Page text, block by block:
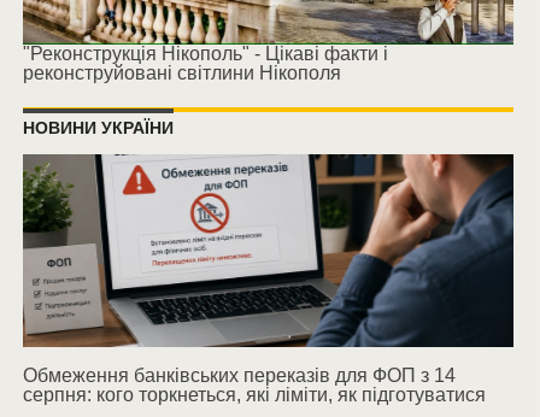
"Реконструкція Нікополь" - Цікаві факти і
реконструйовані світлини Нікополя
НОВИНИ УКРАЇНИ
Обмеження банківських переказів для ФОП з 14
серпня: кого торкнеться, які ліміти, як підготуватися